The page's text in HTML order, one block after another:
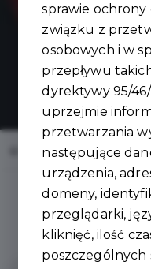
Home Oferty Stylove
sprawie
związku z
osobowych i w
przepływu
dyrektywy 95/46/
uprzejmie
przetwarzania
następujące
urządzenia,
domeny,
przeglądarki,
kliknięć, ilość
poszczególnych